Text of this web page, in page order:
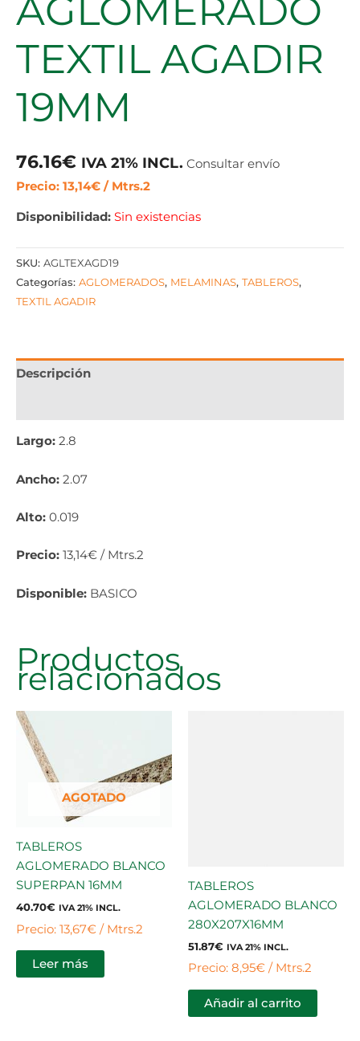
AGLOMERADO
TEXTIL AGADIR
19MM
76.16€ IVA 21% INCL. Consultar envío
Precio: 13,14€ / Mtrs.2
Disponibilidad: Sin existencias
SKU: AGLTEXAGD19
Categorías: AGLOMERADOS, MELAMINAS, TABLEROS,
TEXTIL AGADIR
Descripción
Largo: 2.8
Ancho: 2.07
Alto: 0.019
Precio: 13,14€ / Mtrs.2
Disponible: BASICO
Productos
relacionados
AGOTADO
TABLEROS
AGLOMERADO BLANCO
SUPERPAN 16MM
40.70€ IVA 21% INCL.
Precio: 13,67€ / Mtrs.2
Leer más
TABLEROS
AGLOMERADO BLANCO
280X207X16MM
51.87€ IVA 21% INCL.
Precio: 8,95€ / Mtrs.2
Añadir al carrito